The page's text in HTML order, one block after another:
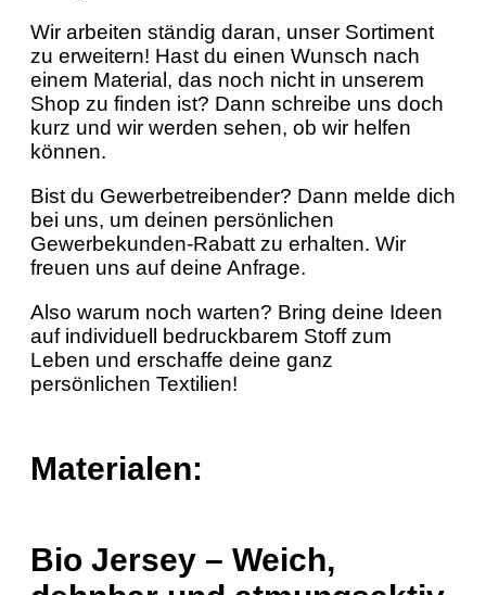
Wir arbeiten ständig daran, unser Sortiment
zu erweitern! Hast du einen Wunsch nach
einem Material, das noch nicht in unserem
Shop zu finden ist? Dann schreibe uns doch
kurz und wir werden sehen, ob wir helfen
können.
Bist du Gewerbetreibender? Dann melde dich
bei uns, um deinen persönlichen
Gewerbekunden-Rabatt zu erhalten. Wir
freuen uns auf deine Anfrage.
Also warum noch warten? Bring deine Ideen
auf individuell bedruckbarem Stoff zum
Leben und erschaffe deine ganz
persönlichen Textilien!
Materialen:
Bio Jersey – Weich,